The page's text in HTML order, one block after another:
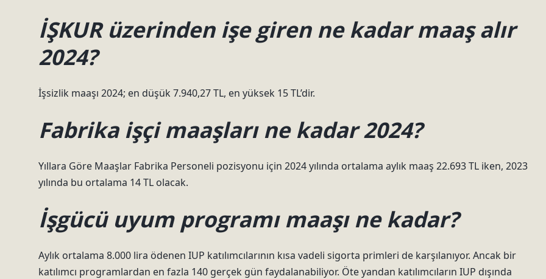
İŞKUR üzerinden işe giren ne kadar maaş alır
2024?
İşsizlik maaşı 2024; en düşük 7.940,27 TL, en yüksek 15 TL’dir.
Fabrika işçi maaşları ne kadar 2024?
Yıllara Göre Maaşlar Fabrika Personeli pozisyonu için 2024 yılında ortalama aylık maaş 22.693 TL iken, 2023
yılında bu ortalama 14 TL olacak.
İşgücü uyum programı maaşı ne kadar?
Aylık ortalama 8.000 lira ödenen IUP katılımcılarının kısa vadeli sigorta primleri de karşılanıyor. Ancak bir
katılımcı programlardan en fazla 140 gerçek gün faydalanabiliyor. Öte yandan katılımcıların IUP dışında